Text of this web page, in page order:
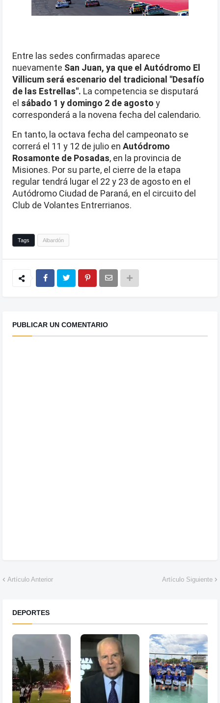
Entre las sedes confirmadas aparece
nuevamente San Juan, ya que el Autódromo El
Villicum será escenario del tradicional "Desafío
de las Estrellas". La competencia se disputará
el sábado 1 y domingo 2 de agosto y
corresponderá a la novena fecha del calendario.
En tanto, la octava fecha del campeonato se
correrá el 11 y 12 de julio en Autódromo
Rosamonte de Posadas, en la provincia de
Misiones. Por su parte, el cierre de la etapa
regular tendrá lugar el 22 y 23 de agosto en el
Autódromo Ciudad de Paraná, en el circuito del
Club de Volantes Entrerrianos.
Tags Albardón
PUBLICAR UN COMENTARIO
Artículo Anterior Artículo Siguiente
DEPORTES